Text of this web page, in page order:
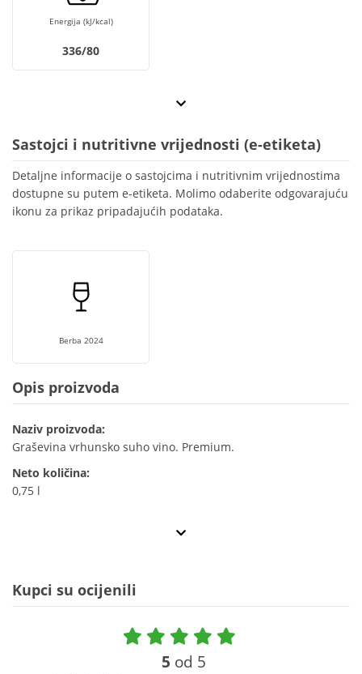
Energija (kJ/kcal)
336/80
Sastojci i nutritivne vrijednosti (e-etiketa)
Detaljne informacije o sastojcima i nutritivnim vrijednostima
dostupne su putem e-etiketa. Molimo odaberite odgovarajuću
ikonu za prikaz pripadajućih podataka.
Berba 2024
Opis proizvoda
Naziv proizvoda:
Graševina vrhunsko suho vino. Premium.
Neto količina:
0,75 l
Kupci su ocijenili
5 od 5